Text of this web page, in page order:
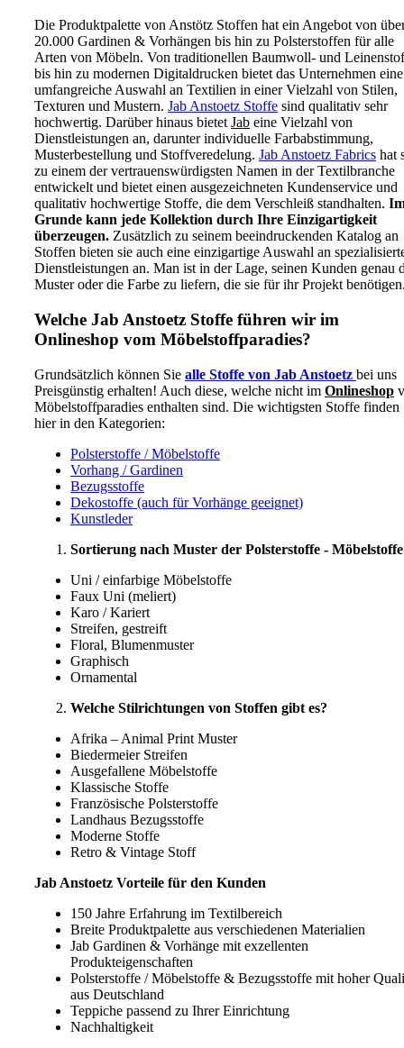
Die Produktpalette von Anstötz Stoffen hat ein Angebot von
20.000 Gardinen & Vorhängen bis hin zu Polsterstoffen für alle
Arten von Möbeln. Von traditionellen Baumwoll- und
bis hin zu modernen Digitaldrucken bietet das Unternehmen eine
umfangreiche Auswahl an Textilien in einer Vielzahl von Stilen,
Texturen und Mustern. Jab Anstoetz Stoffe sind qualitativ sehr
hochwertig. Darüber hinaus bietet Jab eine Vielzahl von
Dienstleistungen an, darunter individuelle Farbabstimmung,
Musterbestellung und Stoffveredelung. Jab Anstoetz Fabrics hat
zu einem der vertrauenswürdigsten Namen in der Textilbranche
entwickelt und bietet einen ausgezeichneten Kundenservice und
qualitativ hochwertige Stoffe, die dem Verschleiß standhalten.
Grunde kann jede Kollektion durch Ihre Einzigartigkeit
überzeugen. Zusätzlich zu seinem beeindruckenden Katalog an
Stoffen bieten sie auch eine einzigartige Auswahl an
Dienstleistungen an. Man ist in der Lage, seinen Kunden genau
Muster oder die Farbe zu liefern, die sie für ihr Projekt
Welche Jab Anstoetz Stoffe führen wir im
Onlineshop vom Möbelstoffparadies?
Grundsätzlich können Sie alle Stoffe von Jab Anstoetz bei uns
Preisgünstig erhalten! Auch diese, welche nicht im Onlineshop
Möbelstoffparadies enthalten sind. Die wichtigsten Stoffe finden
hier in den Kategorien:
Polsterstoffe / Möbelstoffe
Vorhang / Gardinen
Bezugsstoffe
Dekostoffe (auch für Vorhänge geeignet)
Kunstleder
Sortierung nach Muster der Polsterstoffe - Möbelstoffe
Uni / einfarbige Möbelstoffe
Faux Uni (meliert)
Karo / Kariert
Streifen, gestreift
Floral, Blumenmuster
Graphisch
Ornamental
Welche Stilrichtungen von Stoffen gibt es?
Afrika – Animal Print Muster
Biedermeier Streifen
Ausgefallene Möbelstoffe
Klassische Stoffe
Französische Polsterstoffe
Landhaus Bezugsstoffe
Moderne Stoffe
Retro & Vintage Stoff
Jab Anstoetz Vorteile für den Kunden
150 Jahre Erfahrung im Textilbereich
Breite Produktpalette aus verschiedenen Materialien
Jab Gardinen & Vorhänge mit exzellenten
Produkteigenschaften
Polsterstoffe / Möbelstoffe & Bezugsstoffe mit hoher
aus Deutschland
Teppiche passend zu Ihrer Einrichtung
Nachhaltigkeit